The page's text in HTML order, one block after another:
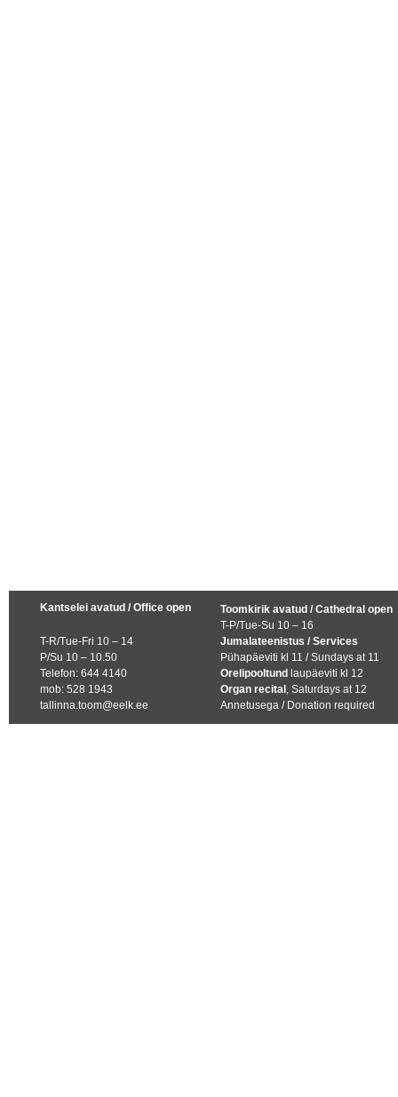
Kantselei avatud / Office open
T-R/Tue-Fri 10 – 14
P/Su 10 – 10.50
Telefon: 644 4140
mob: 528 1943
tallinna.toom@eelk.ee
Toomkirik avatud / Cathedral open
T-P/Tue-Su 10 – 16
Jumalateenistus / Services
Pühapäeviti kl 11 / Sundays at 11
Orelipooltund laupäeviti kl 12
Organ recital , Saturdays at 12
Annetusega / Donation required